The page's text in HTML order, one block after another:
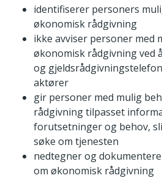
identifiserer personers
økonomisk rådgivning
ikke avviser personer med
økonomisk rådgivning ved
og
aktører
gir personer med mulig
rådgivning tilpasset
forutsetninger og behov,
søke om tjenesten
nedtegner og
om økonomisk rådgivning